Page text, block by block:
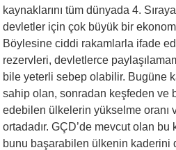
kaynaklarını tüm dünyada 4.
devletler için çok büyük bir
Böylesine ciddi rakamlarla ifade
rezervleri, devletlerce
bile yeterli sebep olabilir. Bugüne
sahip olan, sonradan keşfeden ve
edebilen ülkelerin yükselme oranı
ortadadır. GÇD’de mevcut olan
bunu başarabilen ülkenin kaderini